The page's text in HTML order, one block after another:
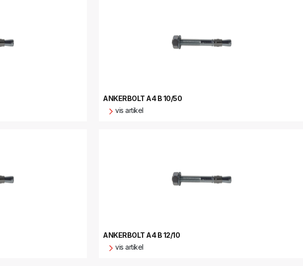
ANKERBOLT A4 B 10/50
vis artikel
ANKERBOLT A4 B 12/10
vis artikel